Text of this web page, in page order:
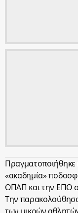
«ακαδημία»
ΟΠΑΠ και την ΕΠΟ
Την